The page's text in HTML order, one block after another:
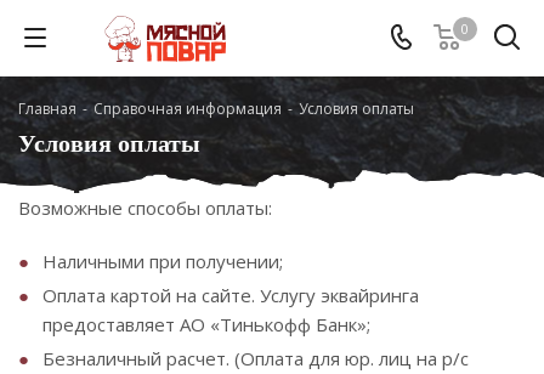
0
Главная - Справочная информация - Условия оплаты
Условия оплаты
Возможные способы оплаты:
Наличными при получении;
Оплата картой на сайте. Услугу эквайринга
предоставляет АО «Тинькофф Банк»;
Безналичный расчет. (Оплата для юр. лиц на р/с